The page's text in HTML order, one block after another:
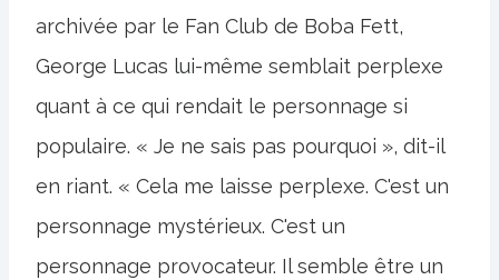
archivée par le Fan Club de Boba Fett,
George Lucas lui-même semblait perplexe
quant à ce qui rendait le personnage si
populaire. « Je ne sais pas pourquoi », dit-il
en riant. « Cela me laisse perplexe. C'est un
personnage mystérieux. C'est un
personnage provocateur. Il semble être un